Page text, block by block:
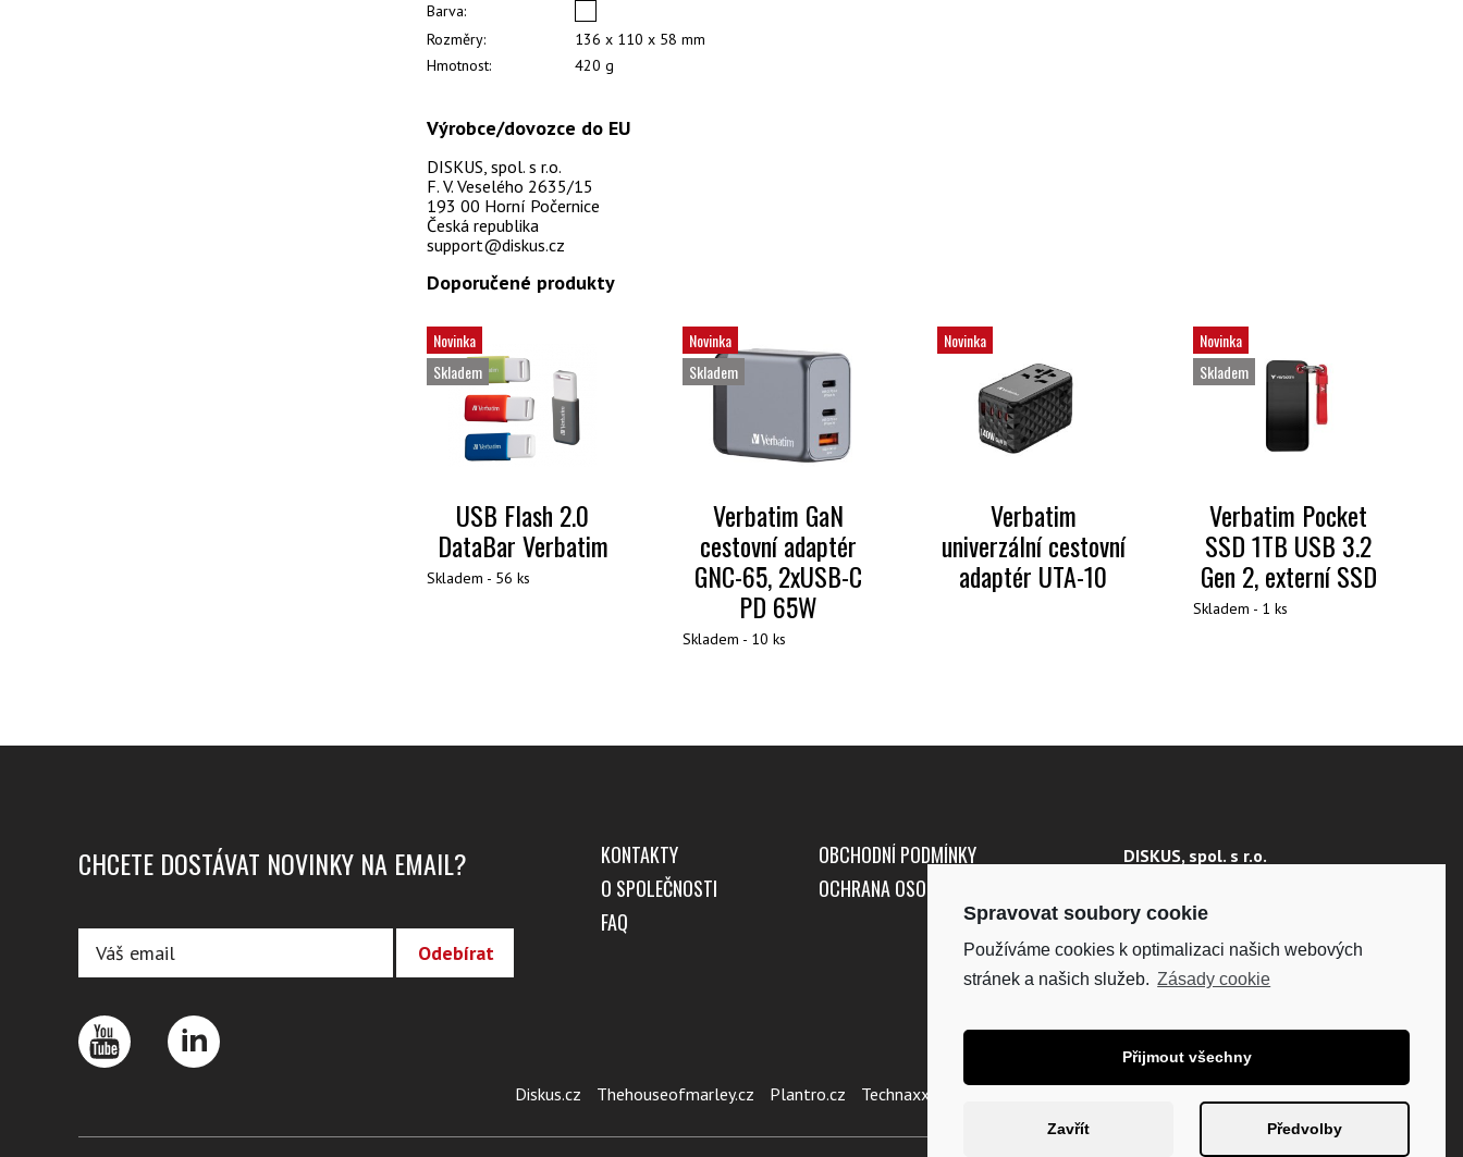
Barva:
Rozměry:
136 x 110 x 58 mm
Hmotnost:
420 g
Výrobce/dovozce do EU
DISKUS, spol. s r.o.
F. V. Veselého 2635/15
193 00 Horní Počernice
Česká republika
support@diskus.cz
Doporučené produkty
Novinka
Skladem
USB Flash 2.0
DataBar Verbatim
Skladem - 56 ks
Novinka
Skladem
Verbatim GaN
cestovní adaptér
GNC-65, 2xUSB-C
PD 65W
Skladem - 10 ks
Novinka
Verbatim
univerzální cestovní
adaptér UTA-10
Novinka
Skladem
Verbatim Pocket
SSD 1TB USB 3.2
Gen 2, externí SSD
Skladem - 1 ks
CHCETE DOSTÁVAT NOVINKY NA EMAIL?
KONTAKTY
O SPOLEČNOSTI
FAQ
OBCHODNÍ PODMÍNKY
OCHRANA OSOBNÍCH ÚDAJŮ
DISKUS, spol. s r.o.
DIČ: CZ41195183
Fakturační adresa:
Kunětická 2534/2, 120 00
Diskus.cz Thehouseofmarley.cz Plantro.cz Technaxx.cz
Spravovat soubory cookie
Používáme cookies k optimalizaci našich webových
stránek a našich služeb. Zásady cookie
Přijmout všechny
Zavřít Předvolby